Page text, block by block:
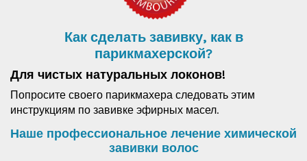
Как сделать завивку, как в
парикмахерской?
Для чистых натуральных локонов!
Попросите своего парикмахера следовать этим
инструкциям по завивке эфирных масел.
Наше профессиональное лечение химической
завивки волос